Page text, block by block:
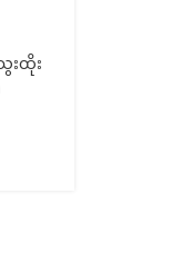
းထိုး